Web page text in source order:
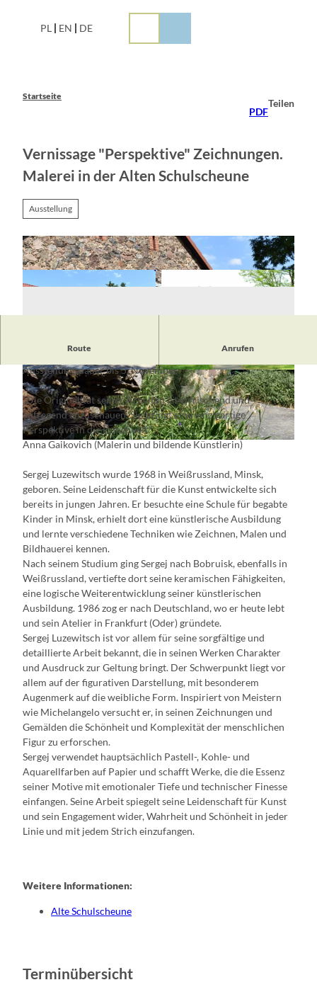
PL EN DE
Startseite
PDF
Teilen
Vernissage "Perspektive" Zeichnungen.
Malerei in der Alten Schulscheune
Ausstellung
© Tourismusverein Scharmützelsee, Tourismusverein Scharmützelsee
© Tourismusverein Scharmützelsee, Tourismus
verein Scharmützelsee
© D. Morgenstern, Tourismusverein Scharmütz
elsee e.V.
Route Anrufen
Vernissage (Eintritt frei)
Ausstellungsdauer bis 5. November
„Die Originalität seiner Arbeiten ist erfrischend und
aufregend anzuschauen. Sie bringt eine einzigartige
Perspektive in die Kunstwelt.“
Anna Gaikovich (Malerin und bildende Künstlerin)
Sergej Luzewitsch wurde 1968 in Weißrussland, Minsk,
geboren. Seine Leidenschaft für die Kunst entwickelte sich
bereits in jungen Jahren. Er besuchte eine Schule für begabte
Kinder in Minsk, erhielt dort eine künstlerische Ausbildung
und lernte verschiedene Techniken wie Zeichnen, Malen und
Bildhauerei kennen.
Nach seinem Studium ging Sergej nach Bobruisk, ebenfalls in
Weißrussland, vertiefte dort seine keramischen Fähigkeiten,
eine logische Weiterentwicklung seiner künstlerischen
Ausbildung. 1986 zog er nach Deutschland, wo er heute lebt
und sein Atelier in Frankfurt (Oder) gründete.
Sergej Luzewitsch ist vor allem für seine sorgfältige und
detaillierte Arbeit bekannt, die in seinen Werken Charakter
und Ausdruck zur Geltung bringt. Der Schwerpunkt liegt vor
allem auf der figurativen Darstellung, mit besonderem
Augenmerk auf die weibliche Form. Inspiriert von Meistern
wie Michelangelo versucht er, in seinen Zeichnungen und
Gemälden die Schönheit und Komplexität der menschlichen
Figur zu erforschen.
Sergej verwendet hauptsächlich Pastell-, Kohle- und
Aquarellfarben auf Papier und schafft Werke, die die Essenz
seiner Motive mit emotionaler Tiefe und technischer Finesse
einfangen. Seine Arbeit spiegelt seine Leidenschaft für Kunst
und sein Engagement wider, Wahrheit und Schönheit in jeder
Linie und mit jedem Strich einzufangen.
Weitere Informationen:
Alte Schulscheune
Terminübersicht